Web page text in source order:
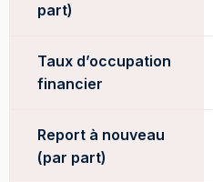
part)
Taux d’occupation
financier
Report à nouveau
(par part)